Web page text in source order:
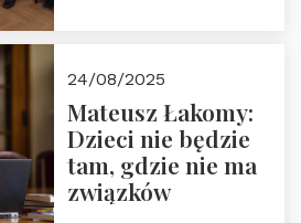
24/08/2025
Mateusz Łakomy:
Dzieci nie będzie
tam, gdzie nie ma
związków